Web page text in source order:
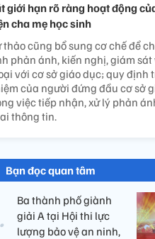
giới hạn rõ ràng hoạt động
cha mẹ học sinh
thảo cũng bổ sung cơ chế để
phản ánh, kiến nghị, giám sát
với cơ sở giáo dục; quy định
của người đứng đầu cơ sở
việc tiếp nhận, xử lý phản
thông tin.
Bạn đọc quan tâm
Ba thành phố giành
giải A tại Hội thi lực
lượng bảo vệ an ninh,